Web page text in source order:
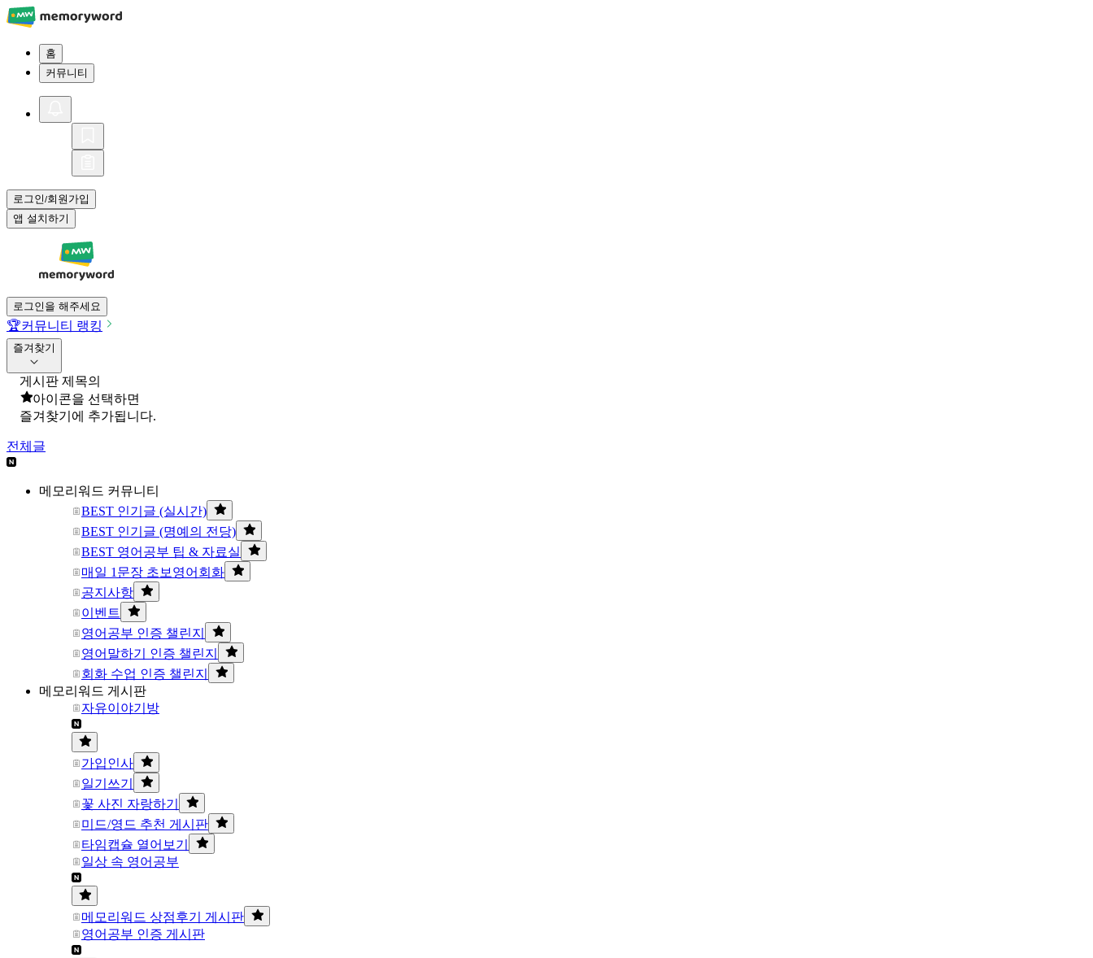
홈
커뮤니티
로그인/회원가입
앱 설치하기
로그인을 해주세요
🏆커뮤니티 랭킹
즐겨찾기
게시판 제목의
아이콘을 선택하면
즐겨찾기에 추가됩니다.
전체글
메모리워드 커뮤니티
BEST 인기글 (실시간)
BEST 인기글 (명예의 전당)
BEST 영어공부 팁 & 자료실
매일 1문장 초보영어회화
공지사항
이벤트
영어공부 인증 챌린지
영어말하기 인증 챌린지
회화 수업 인증 챌린지
메모리워드 게시판
자유이야기방
가입인사
일기쓰기
꽃 사진 자랑하기
미드/영드 추천 게시판
타임캡슐 열어보기
일상 속 영어공부
메모리워드 상점후기 게시판
영어공부 인증 게시판